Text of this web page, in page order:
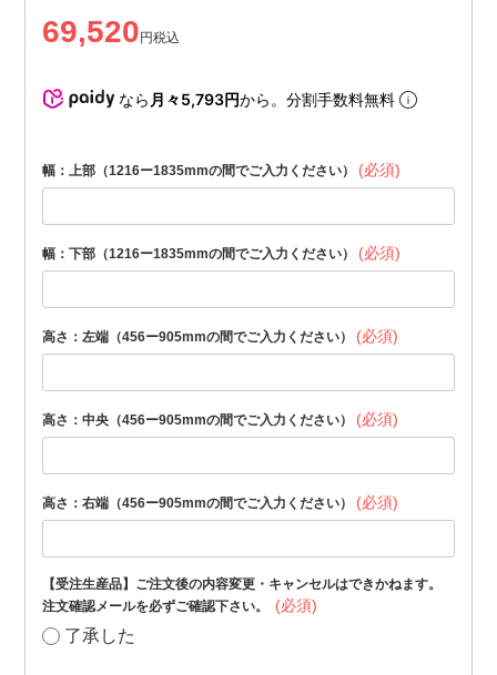
69,520 税込
なら 月々5,793円から。分割手数料無料
幅：上部（1216ー1835mmの間でご入力ください） (必須)
幅：下部（1216ー1835mmの間でご入力ください） (必須)
高さ：左端（456ー905mmの間でご入力ください） (必須)
高さ：中央（456ー905mmの間でご入力ください） (必須)
高さ：右端（456ー905mmの間でご入力ください） (必須)
【受注生産品】ご注文後の内容変更・キャンセルはできかねます。
注文確認メールを必ずご確認下さい。
(必須)
了承した